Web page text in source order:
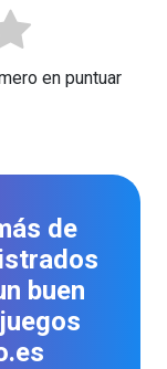
en puntuar
de
buen